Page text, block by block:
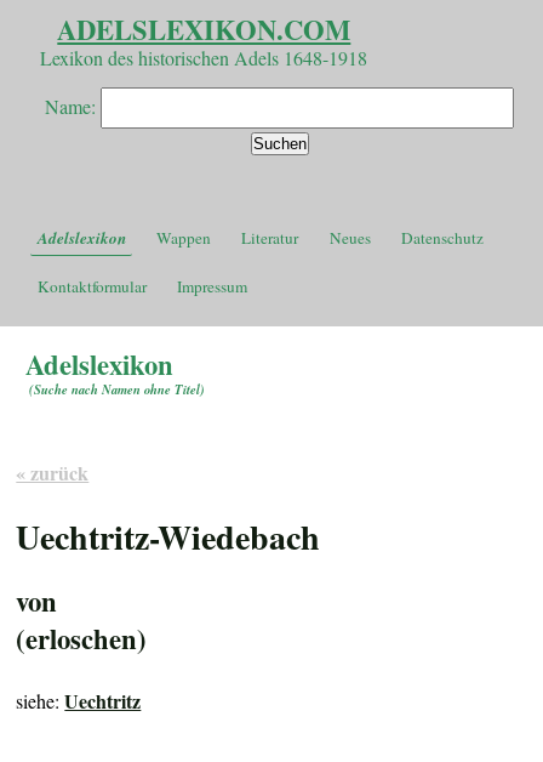
ADELSLEXIKON.COM
Lexikon des historischen Adels 1648-1918
Name:
Adelslexikon Wappen Literatur Neues Datenschutz
Kontaktformular Impressum
Adelslexikon
(Suche nach Namen ohne Titel)
« zurück
Uechtritz-Wiedebach
von
(erloschen)
siehe:Uechtritz